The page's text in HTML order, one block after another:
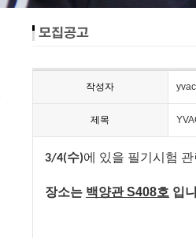
작성자 yvac
제목
3/4(수)에 있을 필기시험
장소는 백양관S408호 입